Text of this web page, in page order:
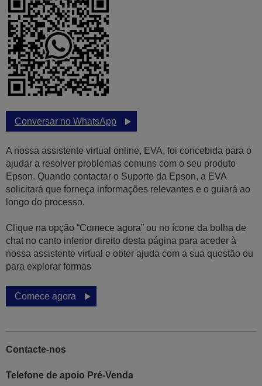
Conversar no WhatsApp
A nossa assistente virtual online, EVA, foi concebida para o
ajudar a resolver problemas comuns com o seu produto
Epson. Quando contactar o Suporte da Epson, a EVA
solicitará que forneça informações relevantes e o guiará ao
longo do processo.
Clique na opção “Comece agora” ou no ícone da bolha de
chat no canto inferior direito desta página para aceder à
nossa assistente virtual e obter ajuda com a sua questão ou
para explorar formas
Comece agora
Contacte-nos
Telefone de apoio Pré-Venda